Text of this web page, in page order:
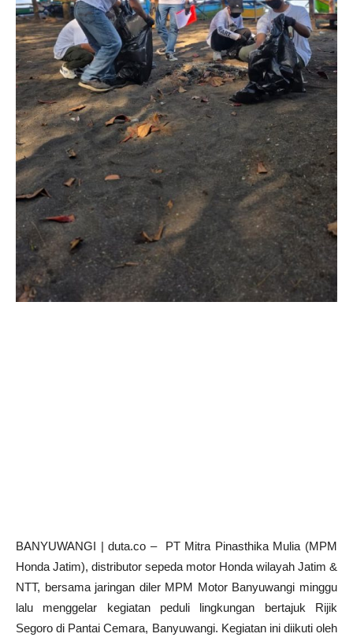
BANYUWANGI | duta.co – PT Mitra Pinasthika Mulia (MPM
Honda Jatim), distributor sepeda motor Honda wilayah Jatim &
NTT, bersama jaringan diler MPM Motor Banyuwangi minggu
lalu menggelar kegiatan peduli lingkungan bertajuk Rijik
Segoro di Pantai Cemara, Banyuwangi. Kegiatan ini diikuti oleh